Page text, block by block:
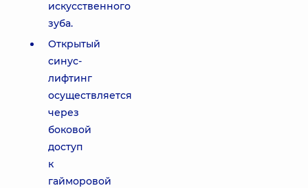
искусственного
зуба.
Открытый
синус-
лифтинг
осуществляется
через
боковой
доступ
к
гайморовой